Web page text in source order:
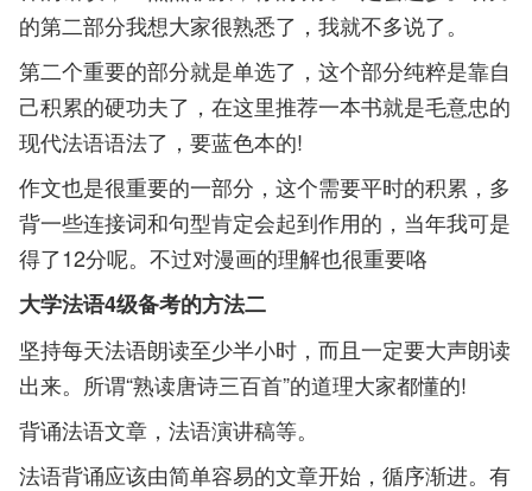
的第二部分我想大家很熟悉了，我就不多说了。
第二个重要的部分就是单选了，这个部分纯粹是靠自
己积累的硬功夫了，在这里推荐一本书就是毛意忠的
现代法语语法了，要蓝色本的!
作文也是很重要的一部分，这个需要平时的积累，多
背一些连接词和句型肯定会起到作用的，当年我可是
得了12分呢。不过对漫画的理解也很重要咯
大学法语4级备考的方法二
坚持每天法语朗读至少半小时，而且一定要大声朗读
出来。所谓“熟读唐诗三百首”的道理大家都懂的!
背诵法语文章，法语演讲稿等。
法语背诵应该由简单容易的文章开始，循序渐进。有